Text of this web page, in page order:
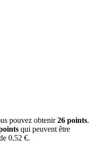
pouvez obtenir26 points.
qui peuvent être
0,52 €.